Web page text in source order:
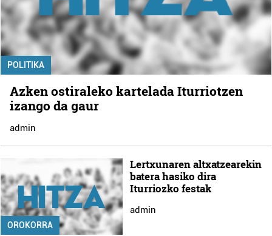
POLITIKA
Azken ostiraleko kartelada Iturriotzen
izango da gaur
admin
OROKORRA
Lertxunaren altxatzearekin
batera hasiko dira
Iturriozko festak
admin